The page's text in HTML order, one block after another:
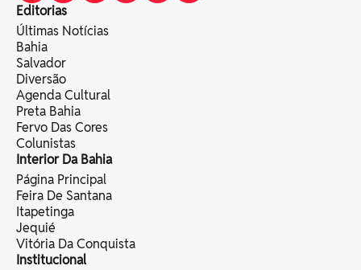
Editorias
Últimas Notícias
Bahia
Salvador
Diversão
Agenda Cultural
Preta Bahia
Fervo Das Cores
Colunistas
Interior Da Bahia
Página Principal
Feira De Santana
Itapetinga
Jequié
Vitória Da Conquista
Institucional